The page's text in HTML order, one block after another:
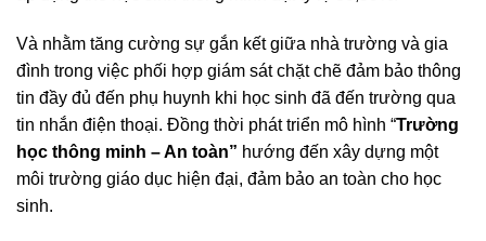
Và nhằm tăng cường sự gắn kết giữa nhà trường và gia
đình trong việc phối hợp giám sát chặt chẽ đảm bảo thông
tin đầy đủ đến phụ huynh khi học sinh đã đến trường qua
tin nhắn điện thoại. Đồng thời phát triển mô hình “Trường
học thông minh – An toàn” hướng đến xây dựng một
môi trường giáo dục hiện đại, đảm bảo an toàn cho học
sinh.